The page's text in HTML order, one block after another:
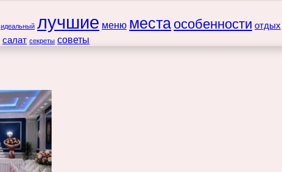
идеальный лучшие меню места особенности отдых
салат секреты советы